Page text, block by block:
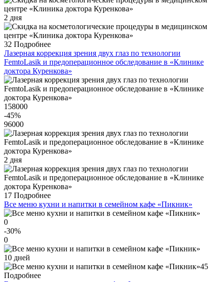
2 дня
32 Подробнее
Лазерная коррекция зрения двух глаз по технологии
FemtoLasik и предоперационное обследование в «Клинике
доктора Куренкова»
158000
-45%
96000
2 дня
17 Подробнее
Все меню кухни и напитки в семейном кафе «Пикник»
0
-30%
0
10 дней
45
Подробнее